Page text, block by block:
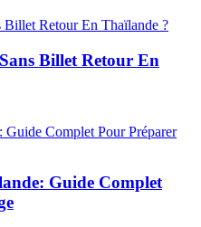
Billet Retour En
Guide Complet